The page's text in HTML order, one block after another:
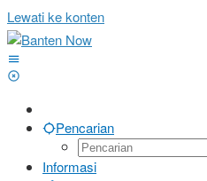
Lewati ke konten
Pencarian
Informasi